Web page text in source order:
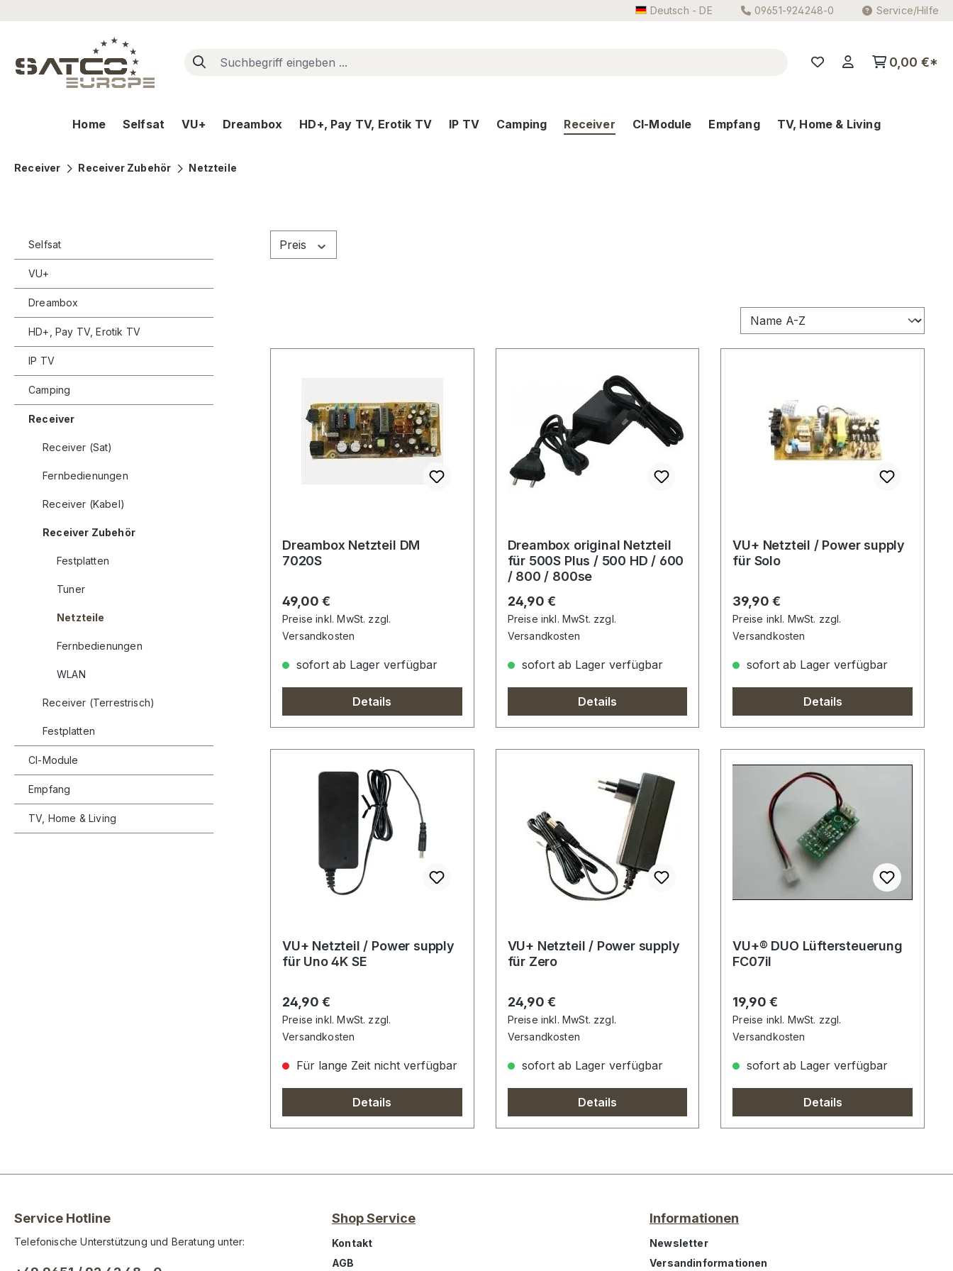
Deutsch - DE 09651-924248-0 Service/Hilfe
0,00 €*
Home Selfsat VU+ Dreambox HD+, Pay TV, Erotik TV IP TV Camping Receiver CI-Module Empfang TV, Home & Living
Receiver Receiver Zubehör Netzteile
Selfsat
VU+
Dreambox
HD+, Pay TV, Erotik TV
IP TV
Camping
Receiver
Receiver (Sat)
Fernbedienungen
Receiver (Kabel)
Receiver Zubehör
Festplatten
Tuner
Netzteile
Fernbedienungen
WLAN
Receiver (Terrestrisch)
Festplatten
CI-Module
Empfang
TV, Home & Living
Preis
Dreambox Netzteil DM
7020S
Regulärer Preis:
49,00 €
Preise inkl. MwSt. zzgl.
Versandkosten
sofort ab Lager verfügbar
Details
Dreambox original Netzteil
für 500S Plus / 500 HD / 600
/ 800 / 800se
Regulärer Preis:
24,90 €
Preise inkl. MwSt. zzgl.
Versandkosten
sofort ab Lager verfügbar
Details
VU+ Netzteil / Power supply
für Solo
Regulärer Preis:
39,90 €
Preise inkl. MwSt. zzgl.
Versandkosten
sofort ab Lager verfügbar
Details
VU+ Netzteil / Power supply
für Uno 4K SE
Regulärer Preis:
24,90 €
Preise inkl. MwSt. zzgl.
Versandkosten
Für lange Zeit nicht verfügbar
Details
VU+ Netzteil / Power supply
für Zero
Regulärer Preis:
24,90 €
Preise inkl. MwSt. zzgl.
Versandkosten
sofort ab Lager verfügbar
Details
VU+® DUO Lüftersteuerung
FC07il
Regulärer Preis:
19,90 €
Preise inkl. MwSt. zzgl.
Versandkosten
sofort ab Lager verfügbar
Details
Service Hotline
Telefonische Unterstützung und Beratung unter:
Shop Service
Kontakt
AGB
Informationen
Newsletter
Versandinformationen